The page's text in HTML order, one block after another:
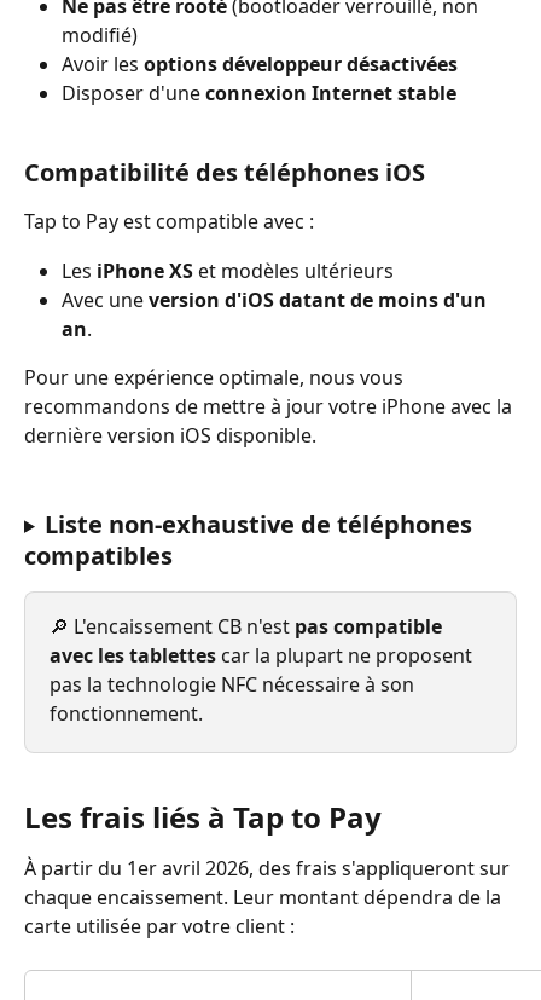
Ne pas être rooté (bootloader verrouillé, non
modifié)
Avoir les options développeur désactivées
Disposer d'une connexion Internet stable
Compatibilité des téléphones iOS
Tap to Pay est compatible avec :
Les iPhone XS et modèles ultérieurs
Avec une version d'iOS datant de moins d'un
an.
Pour une expérience optimale, nous vous
recommandons de mettre à jour votre iPhone avec la
dernière version iOS disponible.
Liste non-exhaustive de téléphones
compatibles
🔎 L'encaissement CB n'est pas compatible
avec les tablettes car la plupart ne proposent
pas la technologie NFC nécessaire à son
fonctionnement.
Les frais liés à Tap to Pay
À partir du 1er avril 2026, des frais s'appliqueront sur
chaque encaissement. Leur montant dépendra de la
carte utilisée par votre client :